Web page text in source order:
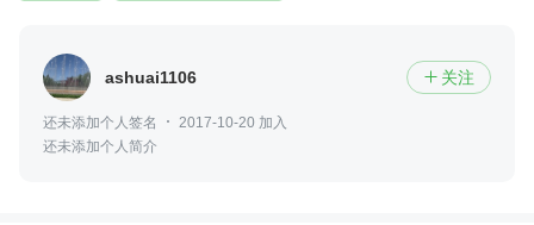
ashuai1106  关注
还未添加个人签名
2017-10-20 加入
还未添加个人简介